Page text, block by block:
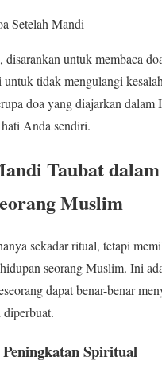
Setelah Mandi
disarankan untuk membaca
tidak mengulangi
doa yang diajarkan dalam
Anda sendiri.
Taubat dalam
Muslim
sekadar ritual, tetapi
seorang Muslim. Ini
dapat benar-benar
Spiritual